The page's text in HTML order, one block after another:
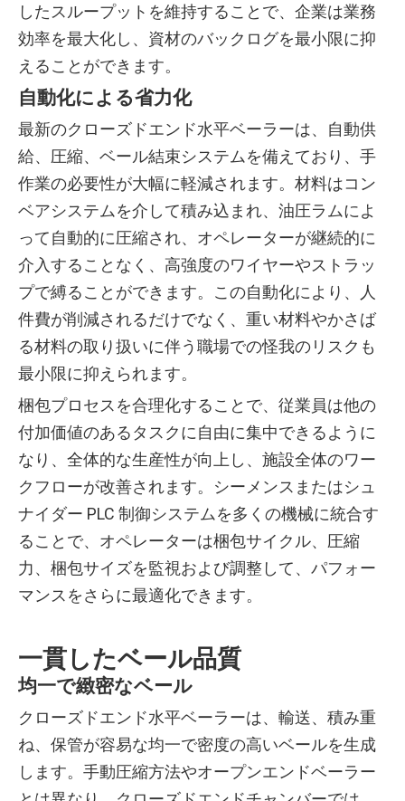
したスループットを維持することで、企業は業務
効率を最大化し、資材のバックログを最小限に抑
えることができます。
自動化による省力化
最新のクローズドエンド水平ベーラーは、自動供
給、圧縮、ベール結束システムを備えており、手
作業の必要性が大幅に軽減されます。材料はコン
ベアシステムを介して積み込まれ、油圧ラムによ
って自動的に圧縮され、オペレーターが継続的に
介入することなく、高強度のワイヤーやストラッ
プで縛ることができます。この自動化により、人
件費が削減されるだけでなく、重い材料やかさば
る材料の取り扱いに伴う職場での怪我のリスクも
最小限に抑えられます。
梱包プロセスを合理化することで、従業員は他の
付加価値のあるタスクに自由に集中できるように
なり、全体的な生産性が向上し、施設全体のワー
クフローが改善されます。シーメンスまたはシュ
ナイダー PLC 制御システムを多くの機械に統合す
ることで、オペレーターは梱包サイクル、圧縮
力、梱包サイズを監視および調整して、パフォー
マンスをさらに最適化できます。
一貫したベール品質
均一で緻密なベール
クローズドエンド水平ベーラーは、輸送、積み重
ね、保管が容易な均一で密度の高いベールを生成
します。手動圧縮方法やオープンエンドベーラー